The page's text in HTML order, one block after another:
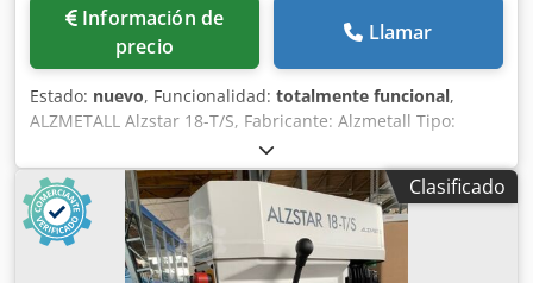
Información de
precio
Llamar
Estado: nuevo, Funcionalidad: totalmente funcional,
ALZMETALL Alzstar 18-T/S, Fabricante: Alzmetall Tipo:
Alzstar 18-T/S Estado: Nuevo / Máquina de demostración
Capacidad de perforación en acero St 60: 18 mm,
Rosqueado en acero St 60: M 12, Rosqueado en fundición
GG 20: M 14, Husillo corto: MK 2, Velocidad del husillo:
225-4.300 rpm, Recorrido del husillo: 80 mm, Voladizo: 190
mm, Diámetro de la columna: 65 mm, Mesa de la máquina
Clasificado